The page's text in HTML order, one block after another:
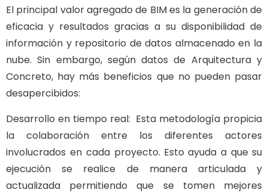
El principal valor agregado de BIM es la generación de
eficacia y resultados gracias a su disponibilidad de
información y repositorio de datos almacenado en la
nube. Sin embargo, según datos de Arquitectura y
Concreto, hay más beneficios que no pueden pasar
desapercibidos:
Desarrollo en tiempo real: Esta metodología propicia
la colaboración entre los diferentes actores
involucrados en cada proyecto. Esto ayuda a que su
ejecución se realice de manera articulada y
actualizada permitiendo que se tomen mejores